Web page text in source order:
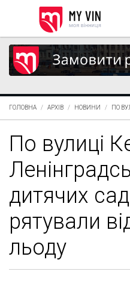
ГОЛОВНА АРХІВ НОВИНИ ПО
По вулиці
дитячих
рятували
льоду